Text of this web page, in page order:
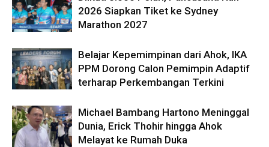
2026 Siapkan Tiket ke Sydney
Marathon 2027
Belajar Kepemimpinan dari Ahok, IKA
PPM Dorong Calon Pemimpin Adaptif
terharap Perkembangan Terkini
Michael Bambang Hartono Meninggal
Dunia, Erick Thohir hingga Ahok
Melayat ke Rumah Duka